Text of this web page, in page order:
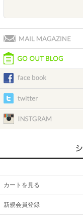
カートを見る
新規会員登録